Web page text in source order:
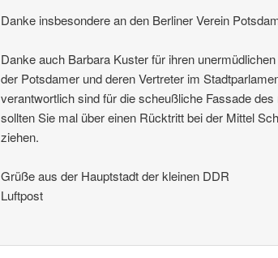
Danke insbesondere an den Berliner Verein
Danke auch Barbara Kuster für ihren
der Potsdamer und deren Vertreter im
verantwortlich sind für die scheußliche Fassade
sollten Sie mal über einen Rücktritt bei der Mittel
ziehen.
Grüße aus der Hauptstadt der kleinen DDR
Luftpost